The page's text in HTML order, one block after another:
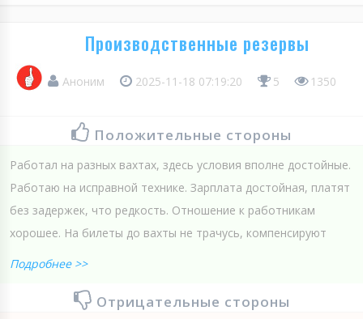
Производственные резервы
Аноним 2025-11-18 07:19:20 5 1350
Положительные стороны
Работал на разных вахтах, здесь условия вполне достойные.
Работаю на исправной технике. Зарплата достойная, платят
без задержек, что редкость. Отношение к работникам
хорошее. На билеты до вахты не трачусь, компенсируют
Подробнее >>
Отрицательные стороны